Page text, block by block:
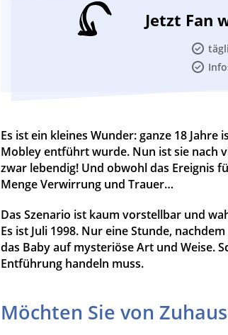
Jetzt Fan
Es ist ein kleines Wunder: ganze 18
Mobley entführt wurde. Nun ist sie nach
zwar lebendig! Und obwohl das Ereignis
Menge Verwirrung und Trauer…
Das Szenario ist kaum vorstellbar und
Es ist Juli 1998. Nur eine Stunde,
das Baby auf mysteriöse Art und Weise.
Entführung handeln muss.
Möchten Sie von